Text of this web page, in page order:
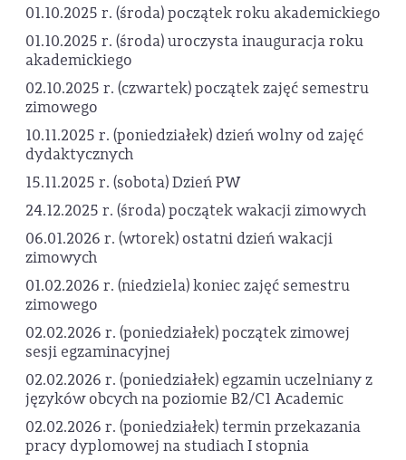
01.10.2025 r. (środa) początek roku akademickiego
01.10.2025 r. (środa) uroczysta inauguracja roku
akademickiego
02.10.2025 r. (czwartek) początek zajęć semestru
zimowego
10.11.2025 r. (poniedziałek) dzień wolny od zajęć
dydaktycznych
15.11.2025 r. (sobota) Dzień PW
24.12.2025 r. (środa) początek wakacji zimowych
06.01.2026 r. (wtorek) ostatni dzień wakacji
zimowych
01.02.2026 r. (niedziela) koniec zajęć semestru
zimowego
02.02.2026 r. (poniedziałek) początek zimowej
sesji egzaminacyjnej
02.02.2026 r. (poniedziałek) egzamin uczelniany z
języków obcych na poziomie B2/C1 Academic
02.02.2026 r. (poniedziałek) termin przekazania
pracy dyplomowej na studiach I stopnia